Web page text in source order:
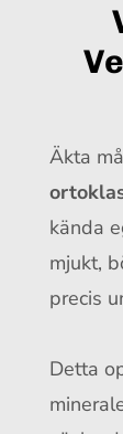
Äkta
kända
mjukt,
precis
Detta